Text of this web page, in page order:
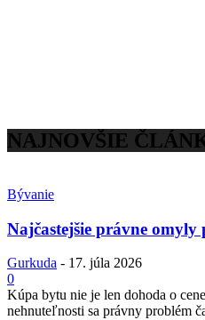
NAJNOVŠIE
Bývanie
Najčastejšie právne
Gurkuda - 17. júla 2026
0
Kúpa bytu nie je len dohoda o
nehnuteľnosti sa právny problém